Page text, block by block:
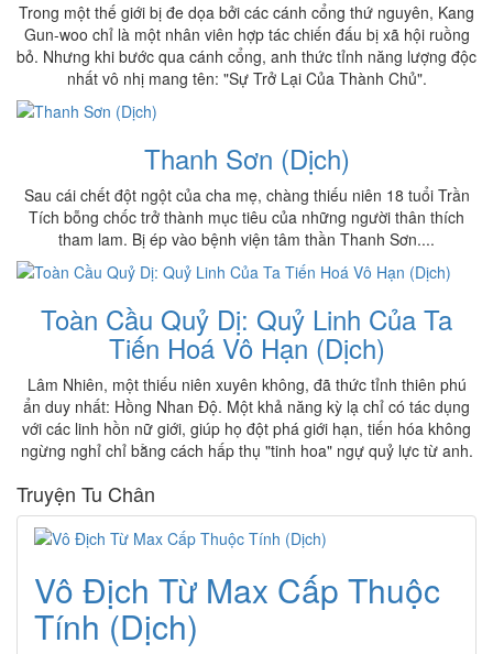
Trong một thế giới bị đe dọa bởi các cánh cổng thứ nguyên, Kang
Gun-woo chỉ là một nhân viên hợp tác chiến đấu bị xã hội ruồng
bỏ. Nhưng khi bước qua cánh cổng, anh thức tỉnh năng lượng độc
nhất vô nhị mang tên: "Sự Trở Lại Của Thành Chủ".
Thanh Sơn (Dịch)
Sau cái chết đột ngột của cha mẹ, chàng thiếu niên 18 tuổi Trần
Tích bỗng chốc trở thành mục tiêu của những người thân thích
tham lam. Bị ép vào bệnh viện tâm thần Thanh Sơn....
Toàn Cầu Quỷ Dị: Quỷ Linh Của Ta
Tiến Hoá Vô Hạn (Dịch)
Lâm Nhiên, một thiếu niên xuyên không, đã thức tỉnh thiên phú
ẩn duy nhất: Hồng Nhan Độ. Một khả năng kỳ lạ chỉ có tác dụng
với các linh hồn nữ giới, giúp họ đột phá giới hạn, tiến hóa không
ngừng nghỉ chỉ bằng cách hấp thụ "tinh hoa" ngự quỷ lực từ anh.
Truyện Tu Chân
Vô Địch Từ Max Cấp Thuộc
Tính (Dịch)